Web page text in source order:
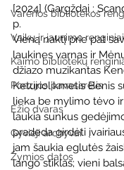
Varėnos bibliotekos
Vaikų ir jaunimo renginiai
Kaimo bibliotekų
Poezijos pavasarėlis
Ežio dvaras
Gyvieji archyvai
Žymios datos
[2024] (Gargždai :
p.
Vieną naktį prie pat
laukines varnas ir
džiazo muzikantas
Keturiolikmetis Benis
lieka be mylimo tėvo
laukia sunkus
pradeda girdėti
jam šaukia eglutės
lango stiklas; vieni